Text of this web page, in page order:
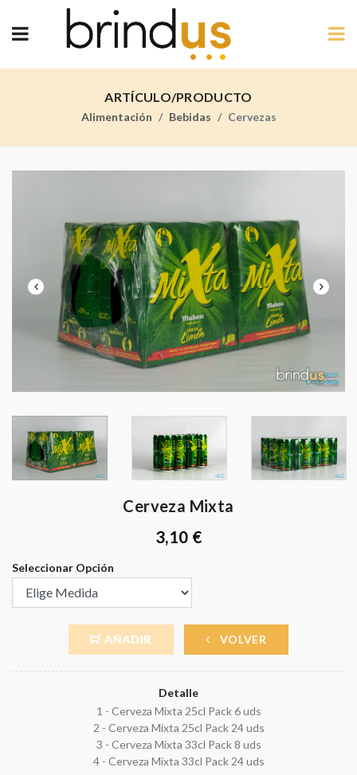
ARTÍCULO/PRODUCTO
Alimentación Bebidas Cervezas
Cerveza Mixta
3,10 €
Seleccionar Opción
VOLVER
Detalle
1 - Cerveza Mixta 25cl Pack 6 uds
2 - Cerveza Mixta 25cl Pack 24 uds
3 - Cerveza Mixta 33cl Pack 8 uds
4 - Cerveza Mixta 33cl Pack 24 uds